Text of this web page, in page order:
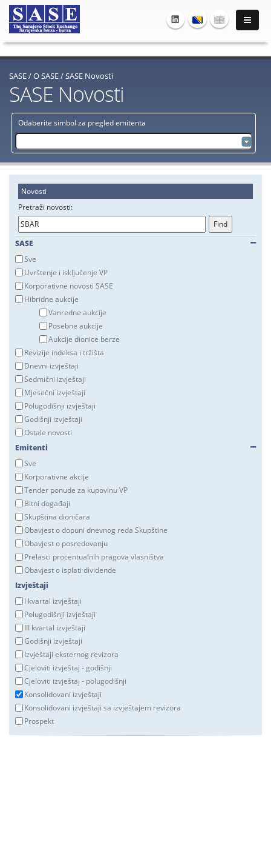
SASE/O SASE/SASE Novosti
Odaberite simbol za pregled emitenta
SASE Novosti
Novosti
Pretraži novosti:
SASE
Sve
Uvrštenje i isključenje VP
Korporativne novosti SASE
Hibridne aukcije
Vanredne aukcije
Posebne aukcije
Aukcije dionice berze
Revizije indeksa i tržišta
Dnevni izvještaji
Sedmični izvještaji
Mjesečni izvještaji
Polugodišnji izvještaji
Godišnji izvještaji
Ostale novosti
Emitenti
Sve
Korporativne akcije
Tender ponude za kupovinu VP
Bitni događaji
Skupština dioničara
Obavjest o dopuni dnevnog reda Skupštine
Obavjest o posredovanju
Prelasci procentualnih pragova vlasništva
Obavjest o isplati dividende
Izvještaji
I kvartal izvještaji
Polugodišnji izvještaji
III kvartal izvještaji
Godišnji izvještaji
Izvještaji eksternog revizora
Cjeloviti izvještaj - godišnji
Cjeloviti izvještaj - polugodišnji
Konsolidovani izvještaji
Konsolidovani izvještaji sa izvještajem revizora
Prospekt